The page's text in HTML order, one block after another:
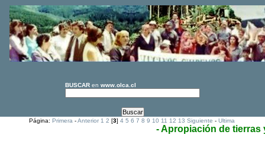
BUSCAR en www.olca.cl
Página:Primera -Anterior 1 2 [3]4 5 6 7 8 9 10 11 12 13 Siguiente -Ultima
- Apropiación de tierras